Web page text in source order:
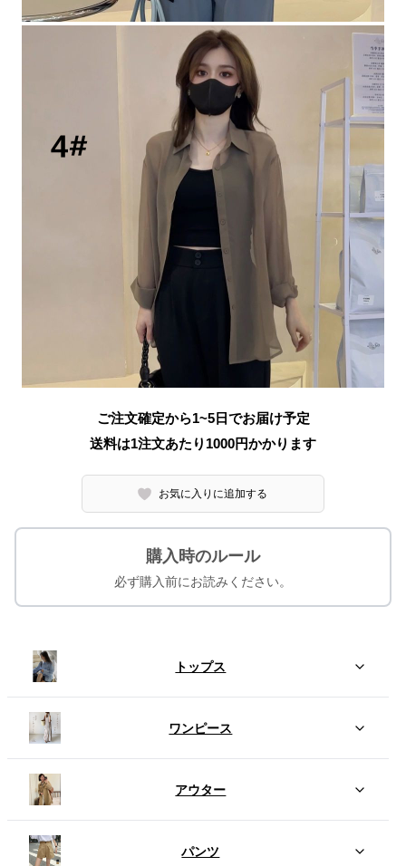
ご注文確定から1~5日でお届け予定
送料は1注文あたり 1000円かかります
お気に入りに追加する
購入時のルール
必ず購入前にお読みください。
トップス
ワンピース
アウター
パンツ